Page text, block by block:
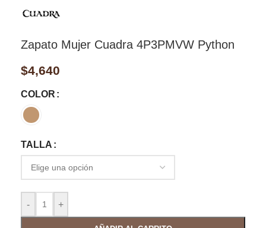
Zapato Mujer Cuadra 4P3PMVW Python
$4,640
COLOR
TALLA
- +